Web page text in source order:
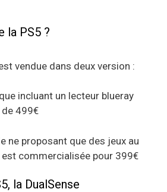
la PS5 ?
vendue dans deux version :
incluant un lecteur blueray
de 499€
ne proposant que des jeux au
commercialisée pour 399€
la DualSense